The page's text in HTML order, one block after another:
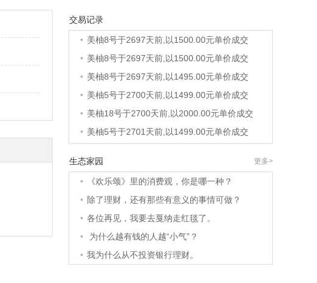
交易记录
• 美柚36号于2689天前,以1200.00元单价成交
• 美柚8号于2697天前,以1500.00元单价成交
• 美柚8号于2697天前,以1500.00元单价成交
• 美柚8号于2697天前,以1495.00元单价成交
• 美柚5号于2700天前,以1499.00元单价成交
• 美柚18号于2700天前,以2000.00元单价成交
• 美柚5号于2701天前,以1499.00元单价成交
•
美柚38号于2701天前,以1500.00元单价成交
美柚20号于2715天前,以1495.00元单价成交
美柚38号于2718天前,以1500.00元单价成交
美柚10号于2718天前,以2000.00元单价成交
美柚8号于2720天前,以1490.00元单价成交
美柚5号于2724天前,以1498.00元单价成交
生态家园 更多>
•
《欢乐颂》里的消费观，你是哪一种？
• 除了理财，还有那些有意义的事情可做？
• 各位再见，我要去戛纳走红毯了。
•
为什么越有钱的人越“小气”？
• 我为什么从不投资银行理财。